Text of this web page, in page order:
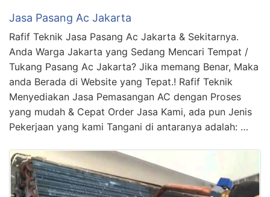
Jasa Pasang Ac Jakarta
Rafif Teknik Jasa Pasang Ac Jakarta & Sekitarnya.
Anda Warga Jakarta yang Sedang Mencari Tempat /
Tukang Pasang Ac Jakarta? Jika memang Benar, Maka
anda Berada di Website yang Tepat.! Rafif Teknik
Menyediakan Jasa Pemasangan AC dengan Proses
yang mudah & Cepat Order Jasa Kami, ada pun Jenis
Pekerjaan yang kami Tangani di antaranya adalah: …